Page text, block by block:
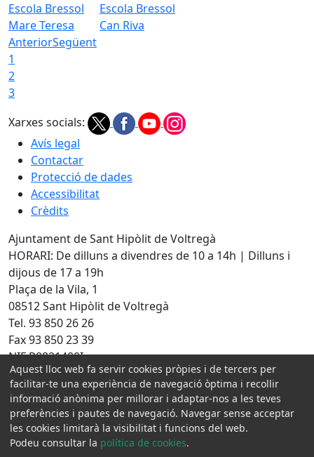
Escola Bressol
Mare Teresa
Escola Bressol
Can Riva
AnteriorSegüent
1
2
3
Xarxes socials:
Avís legal
Contactar
Protecció de dades
Accessibilitat
Crèdits
Ajuntament de Sant Hipòlit de Voltregà
HORARI: De dilluns a divendres de 10 a 14h | Dilluns i
dijous de 17 a 19h
Plaça de la Vila, 1
08512 Sant Hipòlit de Voltregà
Tel. 93 850 26 26
Fax 93 850 23 39
NIF P0821400I
Amb la col·laboració de:
Aquest lloc web fa servir cookies pròpies i de tercers per
facilitar-te una experiència de navegació òptima i recollir
informació anònima per millorar i adaptar-nos a les teves
preferències i pautes de navegació. Navegar sense acceptar
les cookies limitarà la visibilitat i funcions del web.
Podeu consultar la política de cookies.